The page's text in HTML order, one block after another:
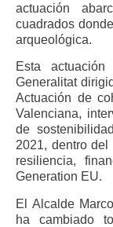
actuación
cuadrados
arqueológica.
Esta
Generalitat
Actuación de
Valenciana,
de
2021, dentro
resiliencia,
Generation EU.
El Alcalde
ha cambiado